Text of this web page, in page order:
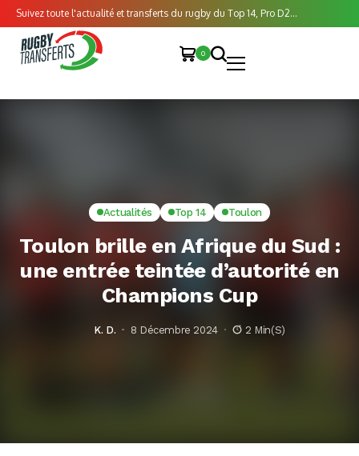
Suivez toute l'actualité et transferts du rugby du Top 14, Pro D2...
0
Actualités Top 14 Toulon
Toulon brille en Afrique du Sud :
une entrée teintée d’autorité en
Champions Cup
K. D. 8 Décembre 2024 2 Min(s)